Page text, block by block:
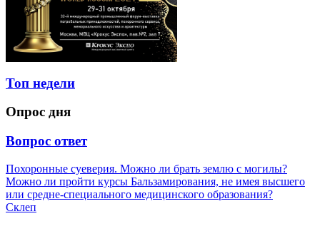
Топ недели
Опрос дня
Вопрос ответ
Похоронные суеверия. Можно ли брать землю с могилы?
Можно ли пройти курсы Бальзамирования, не имея высшего
или средне-специального медицинского образования?
Склеп